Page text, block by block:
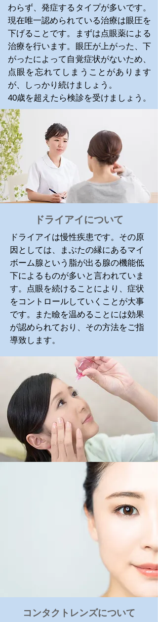
わらず、発症するタイプが多いです。
現在唯一認められている治療は眼圧を
下げることです。まずは点眼薬による
治療を行います。眼圧が上がった、下
がったによって自覚症状がないため、
点眼を忘れてしまうことがあります
が、しっかり続けましょう。
40歳を超えたら検診を受けましょう。
​ドライアイについて
ドライアイは慢性疾患です。その原
因としては、まぶたの縁にあるマイ
ボーム腺という脂が出る腺の機能低
下によるものが多いと言われていま
す。点眼を続けることにより、症状
をコントロールしていくことが大事
です。また瞼を温めることには効果
が認められており、その方法をご指
導致します。
​コンタクトレンズについて